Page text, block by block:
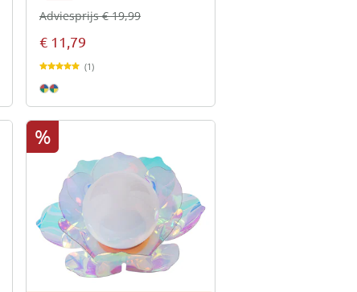
€ 11,79
Adviesprijs € 19,99
(1)
%